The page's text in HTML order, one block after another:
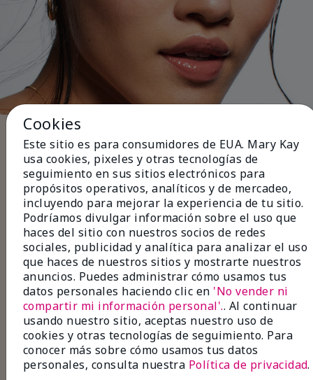
Cinco pasos para terminar el
look
Usadelineador de ojosnegro o café para
definir la línea de las pestañas para un look
sutil de día.
Aplica capas de sombrasen tonos neutros
para lograr un acabado suave y natural.
Combínalo conrímelpara dar volumen o
alargar tus pestañas para que luzcan más
largas y tupidas.
Rellena las zonas menos pobladas con
delineador de cejasy fija con un gel para
cejascon color para lograr unas cejas
espectaculares.
Termina conbrillo labialen un tono natural
para un look refinado y sin esfuerzo.
Cookies
Este sitio es para consumidores de EUA. Mary Kay
usa cookies, pixeles y otras tecnologías de
seguimiento en sus sitios electrónicos para
propósitos operativos, analíticos y de mercadeo,
incluyendo para mejorar la experiencia de tu sitio.
Podríamos divulgar información sobre el uso que
haces del sitio con nuestros socios de redes
sociales, publicidad y analítica para analizar el uso
que haces de nuestros sitios y mostrarte nuestros
anuncios. Puedes administrar cómo usamos tus
datos personales haciendo clic en 'No vender ni
compartir mi información personal'.. Al continuar
usando nuestro sitio, aceptas nuestro uso de
cookies y otras tecnologías de seguimiento. Para
conocer más sobre cómo usamos tus datos
personales, consulta nuestra Política de privacidad.